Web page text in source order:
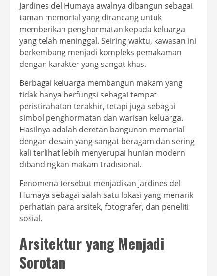
Jardines del Humaya awalnya dibangun sebagai
taman memorial yang dirancang untuk
memberikan penghormatan kepada keluarga
yang telah meninggal. Seiring waktu, kawasan ini
berkembang menjadi kompleks pemakaman
dengan karakter yang sangat khas.
Berbagai keluarga membangun makam yang
tidak hanya berfungsi sebagai tempat
peristirahatan terakhir, tetapi juga sebagai
simbol penghormatan dan warisan keluarga.
Hasilnya adalah deretan bangunan memorial
dengan desain yang sangat beragam dan sering
kali terlihat lebih menyerupai hunian modern
dibandingkan makam tradisional.
Fenomena tersebut menjadikan Jardines del
Humaya sebagai salah satu lokasi yang menarik
perhatian para arsitek, fotografer, dan peneliti
sosial.
Arsitektur yang Menjadi
Sorotan